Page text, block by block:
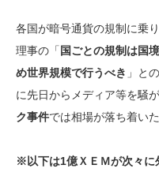
各国が暗号通貨の規制に乗
理事の「 国ごとの規制は国
め世界規模で行うべき 」と
に先日からメディア等を騒
ク事件では相場が落ち着い
※以下は1億ＸＥＭが次々に